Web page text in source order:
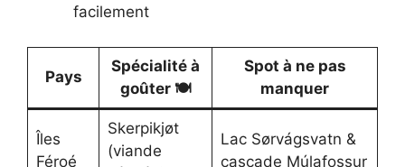
facilement
Pays
Spécialité à
goûter 🍽
Spot à ne pas
manquer
Îles
Féroé
Skerpikjøt
(viande
Lac Sørvágsvatn &
cascade Múlafossur